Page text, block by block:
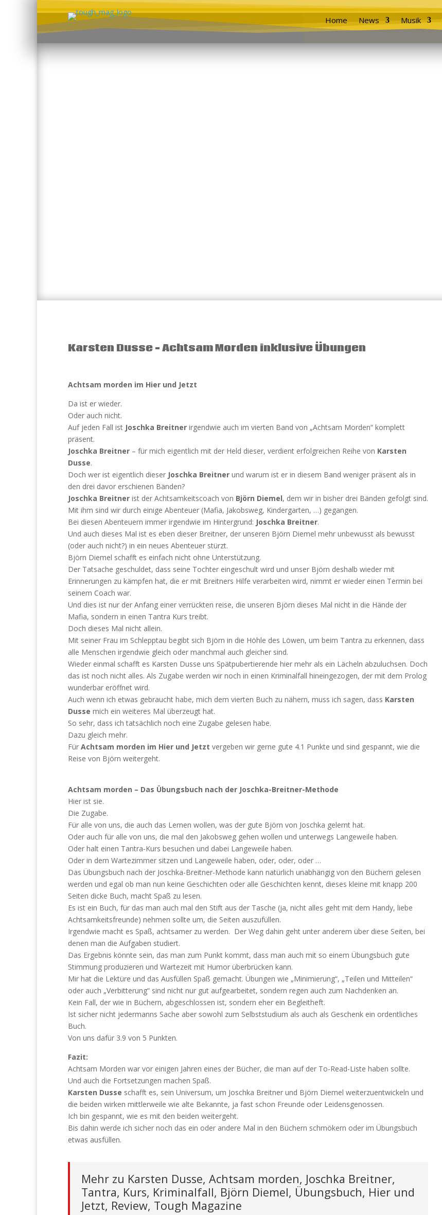
Home News Musik
Karsten Dusse – Achtsam Morden inklusive Übungen
Achtsam morden im Hier und Jetzt
Da ist er wieder.
Oder auch nicht.
Auf jeden Fall ist Joschka Breitner irgendwie auch im vierten Band von „Achtsam Morden“ komplett
präsent.
Joschka Breitner – für mich eigentlich mit der Held dieser, verdient erfolgreichen Reihe von Karsten
Dusse.
Doch wer ist eigentlich dieser Joschka Breitner und warum ist er in diesem Band weniger präsent als in
den drei davor erschienen Bänden?
Joschka Breitner ist der Achtsamkeitscoach von Björn Diemel, dem wir in bisher drei Bänden gefolgt sind.
Mit ihm sind wir durch einige Abenteuer (Mafia, Jakobsweg, Kindergarten, …) gegangen.
Bei diesen Abenteuern immer irgendwie im Hintergrund: Joschka Breitner.
Und auch dieses Mal ist es eben dieser Breitner, der unseren Björn Diemel mehr unbewusst als bewusst
(oder auch nicht?) in ein neues Abenteuer stürzt.
Björn Diemel schafft es einfach nicht ohne Unterstützung.
Der Tatsache geschuldet, dass seine Tochter eingeschult wird und unser Björn deshalb wieder mit
Erinnerungen zu kämpfen hat, die er mit Breitners Hilfe verarbeiten wird, nimmt er wieder einen Termin bei
seinem Coach war.
Und dies ist nur der Anfang einer verrückten reise, die unseren Björn dieses Mal nicht in die Hände der
Mafia, sondern in einen Tantra Kurs treibt.
Doch dieses Mal nicht allein.
Mit seiner Frau im Schlepptau begibt sich Björn in die Höhle des Löwen, um beim Tantra zu erkennen, dass
alle Menschen irgendwie gleich oder manchmal auch gleicher sind.
Wieder einmal schafft es Karsten Dusse uns Spätpubertierende hier mehr als ein Lächeln abzuluchsen. Doch
das ist noch nicht alles. Als Zugabe werden wir noch in einen Kriminalfall hineingezogen, der mit dem Prolog
wunderbar eröffnet wird.
Auch wenn ich etwas gebraucht habe, mich dem vierten Buch zu nähern, muss ich sagen, dass Karsten
Dusse mich ein weiteres Mal überzeugt hat.
So sehr, dass ich tatsächlich noch eine Zugabe gelesen habe.
Dazu gleich mehr.
Für Achtsam morden im Hier und Jetzt vergeben wir gerne gute 4.1 Punkte und sind gespannt, wie die
Reise von Björn weitergeht.
Achtsam morden – Das Übungsbuch nach der Joschka-Breitner-Methode
Hier ist sie.
Die Zugabe.
Für alle von uns, die auch das Lernen wollen, was der gute Björn von Joschka gelernt hat.
Oder auch für alle von uns, die mal den Jakobsweg gehen wollen und unterwegs Langeweile haben.
Oder halt einen Tantra-Kurs besuchen und dabei Langeweile haben.
Oder in dem Wartezimmer sitzen und Langeweile haben, oder, oder, oder …
Das Übungsbuch nach der Joschka-Breitner-Methode kann natürlich unabhängig von den Büchern gelesen
werden und egal ob man nun keine Geschichten oder alle Geschichten kennt, dieses kleine mit knapp 200
Seiten dicke Buch, macht Spaß zu lesen.
Es ist ein Buch, für das man auch mal den Stift aus der Tasche (ja, nicht alles geht mit dem Handy, liebe
Achtsamkeitsfreunde) nehmen sollte um, die Seiten auszufüllen.
Irgendwie macht es Spaß, achtsamer zu werden. Der Weg dahin geht unter anderem über diese Seiten, bei
denen man die Aufgaben studiert.
Das Ergebnis könnte sein, das man zum Punkt kommt, dass man auch mit so einem Übungsbuch gute
Stimmung produzieren und Wartezeit mit Humor überbrücken kann.
Mir hat die Lektüre und das Ausfüllen Spaß gemacht. Übungen wie „Minimierung“, „Teilen und Mitteilen“
oder auch „Verbitterung“ sind nicht nur gut aufgearbeitet, sondern regen auch zum Nachdenken an.
Kein Fall, der wie in Büchern, abgeschlossen ist, sondern eher ein Begleitheft.
Ist sicher nicht jedermanns Sache aber sowohl zum Selbststudium als auch als Geschenk ein ordentliches
Buch.
Von uns dafür 3.9 von 5 Punkten.
Fazit:
Achtsam Morden war vor einigen Jahren eines der Bücher, die man auf der To-Read-Liste haben sollte.
Und auch die Fortsetzungen machen Spaß.
Karsten Dusse schafft es, sein Universum, um Joschka Breitner und Björn Diemel weiterzuentwickeln und
die beiden wirken mittlerweile wie alte Bekannte, ja fast schon Freunde oder Leidensgenossen.
Ich bin gespannt, wie es mit den beiden weitergeht.
Bis dahin werde ich sicher noch das ein oder andere Mal in den Büchern schmökern oder im Übungsbuch
etwas ausfüllen.
Mehr zu Karsten Dusse, Achtsam morden, Joschka Breitner,
Tantra, Kurs, Kriminalfall, Björn Diemel, Übungsbuch, Hier und
Jetzt, Review, Tough Magazine